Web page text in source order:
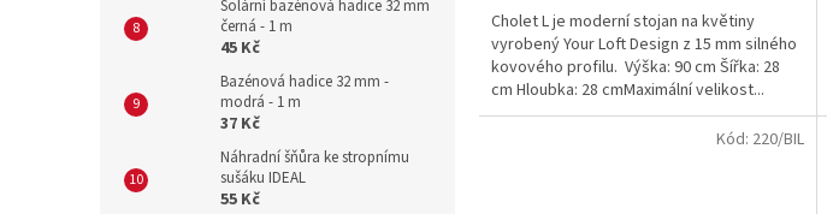
Solární bazénová hadice 32 mm
černá - 1 m
45 Kč
Bazénová hadice 32 mm -
modrá - 1 m
37 Kč
Náhradní šňůra ke stropnímu
sušáku IDEAL
55 Kč
Cholet L je moderní stojan na květiny
vyrobený Your Loft Design z 15 mm silného
kovového profilu. Výška: 90 cm Šířka: 28
cm Hloubka: 28 cmMaximální velikost...
Kód: 220/BIL